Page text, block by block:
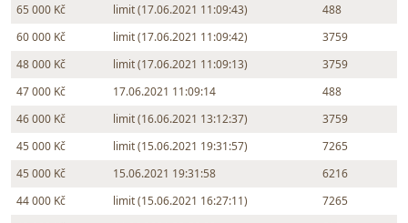
65 000 Kč
limit (17.06.2021 11:09:43)
488
60 000 Kč
limit (17.06.2021 11:09:42)
3759
48 000 Kč
limit (17.06.2021 11:09:13)
3759
47 000 Kč
17.06.2021 11:09:14
488
46 000 Kč
limit (16.06.2021 13:12:37)
3759
45 000 Kč
limit (15.06.2021 19:31:57)
7265
45 000 Kč
15.06.2021 19:31:58
6216
44 000 Kč
limit (15.06.2021 16:27:11)
7265